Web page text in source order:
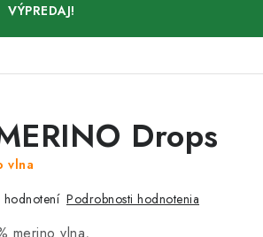
VÝPREDAJ!
Drops
vlna
hodnotení Podrobnosti hodnotenia
merino vlna,